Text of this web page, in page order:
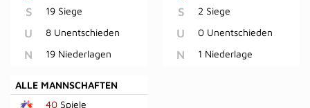
S 19 Siege
U 8 Unentschieden
N 19 Niederlagen
S 2 Siege
U 0 Unentschieden
N 1 Niederlage
ALLE MANNSCHAFTEN
40 Spiele